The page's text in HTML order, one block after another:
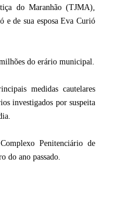
do Maranhão (TJMA),
e de sua esposa Eva Curió
do erário municipal.
medidas cautelares
investigados por suspeita
Penitenciário de
do ano passado.